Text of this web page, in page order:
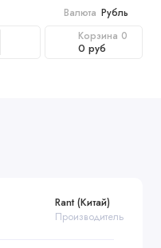
Валюта Рубль
Корзина 0
0 руб
Rant (Китай)
Производитель